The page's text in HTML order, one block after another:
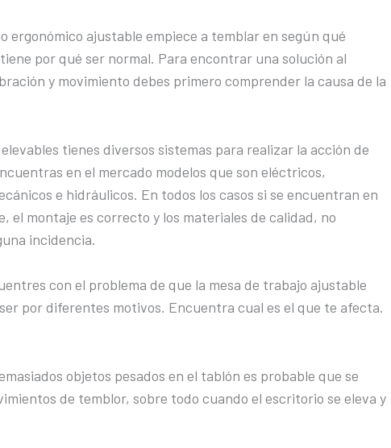
ergonómico ajustable empiece a temblar en según qué
por qué ser normal. Para encontrar una solución al
y movimiento debes primero comprender la causa de la
tienes diversos sistemas para realizar la acción de
en el mercado modelos que son eléctricos,
e hidráulicos. En todos los casos si se encuentran en
el montaje es correcto y los materiales de calidad, no
incidencia.
con el problema de que la mesa de trabajo ajustable
por diferentes motivos. Encuentra cual es el que te afecta.
objetos pesados en el tablón es probable que se
de temblor, sobre todo cuando el escritorio se eleva y